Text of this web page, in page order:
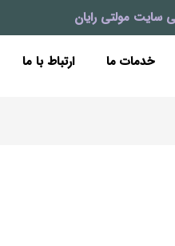
سایت مولتی رایان
خدمات ما ارتباط با ما